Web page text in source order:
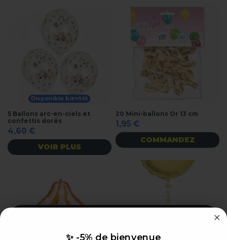
Disponible bientôt
5 Ballons arc-en-ciels et
confettis dorés
4,60 €
VOIR PLUS
20 Mini-ballons Or 13 cm
1,95 €
COMMANDEZ
✨ -5% de bienvenue